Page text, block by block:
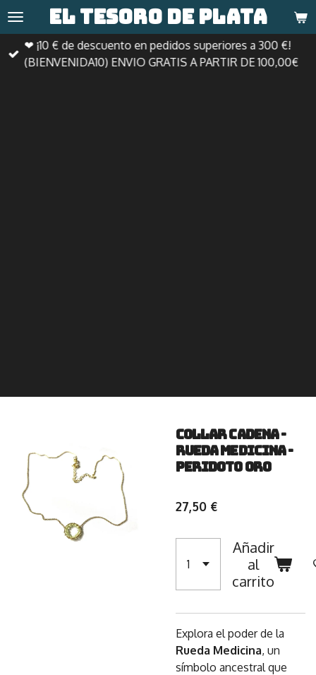
Ir
al
contenido
principal
El tesoro de plata
❤ ¡10 € de descuento en pedidos superiores a 300 €!
(BIENVENIDA10) ENVIO GRATIS A PARTIR DE 100,00€
Collar cadena -
Rueda Medicina -
Peridoto Oro
27,50 €
Añadir
al
carrito
Explora el poder de la
Rueda Medicina, un
símbolo ancestral que